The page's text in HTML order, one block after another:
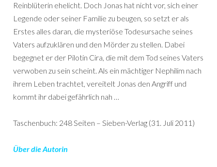
Reinblüterin ehelicht. Doch Jonas hat nicht vor, sich einer
Legende oder seiner Familie zu beugen, so setzt er als
Erstes alles daran, die mysteriöse Todesursache seines
Vaters aufzuklären und den Mörder zu stellen. Dabei
begegnet er der Pilotin Cira, die mit dem Tod seines Vaters
verwoben zu sein scheint. Als ein mächtiger Nephilim nach
ihrem Leben trachtet, vereitelt Jonas den Angriff und
kommt ihr dabei gefährlich nah …
Taschenbuch: 248 Seiten – Sieben-Verlag (31. Juli 2011)
Über die Autorin